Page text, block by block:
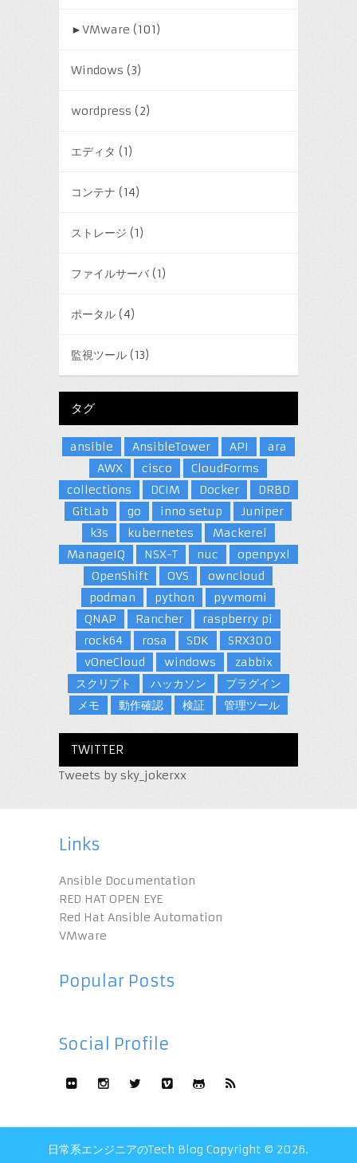
►VMware (101)
Windows (3)
wordpress (2)
エディタ (1)
コンテナ (14)
ストレージ (1)
ファイルサーバ(1)
ポータル(4)
監視ツール(13)
タグ
ansible AnsibleTower API
ara
AWX
cisco
CloudForms
collections
DCIM Docker
DRBD
GitLab
go inno setup
Juniper
k3s
kubernetes
Mackerel
ManageIQ
NSX-T nuc
openpyxl
OpenShift
OVS
owncloud
podman
python
pyvmomi
QNAP
Rancher
raspberry pi
rock64
rosa SDK
SRX300
vOneCloud
windows
zabbix
スクリプト
ハッカソン
プラグイン
メモ
動作確認 検証 管理ツール
TWITTER
Tweets by sky_jokerxx
Links
Ansible Documentation
RED HAT OPEN EYE
Red Hat Ansible Automation
VMware
Popular Posts
Social Profile
日常系エンジニアのTech Blog Copyright © 2026.